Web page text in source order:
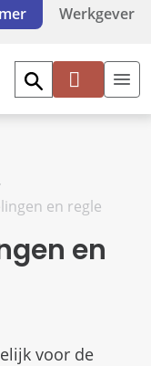
Werkgever
Mi
en
en
voor de